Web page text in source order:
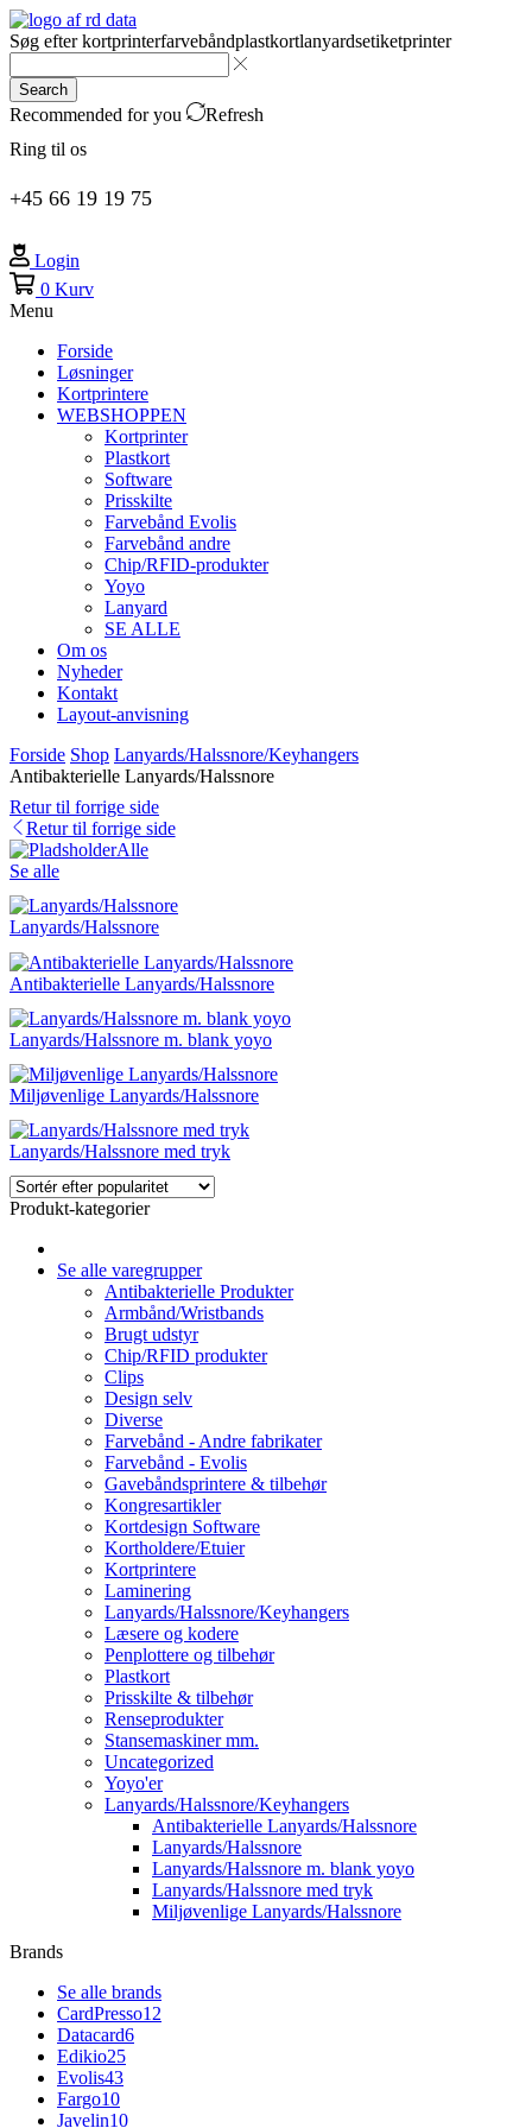
Søg efterkortprinterfarvebåndplastkortlanyardsetiketprinter
Search
Recommended for you
Refresh
Ring til os
+45 66 19 19 75
Login
0 Kurv
Menu
Forside
Løsninger
Kortprintere
WEBSHOPPEN
Kortprinter
Plastkort
Software
Prisskilte
Farvebånd Evolis
Farvebånd andre
Chip/RFID-produkter
Yoyo
Lanyard
SE ALLE
Om os
Nyheder
Kontakt
Layout-anvisning
Forside Shop Lanyards/Halssnore/Keyhangers
Antibakterielle Lanyards/Halssnore
Retur til forrige side
Retur til forrige side
Alle
Se alle
Lanyards/Halssnore
Antibakterielle Lanyards/Halssnore
Lanyards/Halssnore m. blank yoyo
Miljøvenlige Lanyards/Halssnore
Lanyards/Halssnore med tryk
Produkt-kategorier
Se alle varegrupper
Antibakterielle Produkter
Armbånd/Wristbands
Brugt udstyr
Chip/RFID produkter
Clips
Design selv
Diverse
Farvebånd - Andre fabrikater
Farvebånd - Evolis
Gavebåndsprintere & tilbehør
Kongresartikler
Kortdesign Software
Kortholdere/Etuier
Kortprintere
Laminering
Lanyards/Halssnore/Keyhangers
Læsere og kodere
Penplottere og tilbehør
Plastkort
Prisskilte & tilbehør
Renseprodukter
Stansemaskiner mm.
Uncategorized
Yoyo'er
Lanyards/Halssnore/Keyhangers
Antibakterielle Lanyards/Halssnore
Lanyards/Halssnore
Lanyards/Halssnore m. blank yoyo
Lanyards/Halssnore med tryk
Miljøvenlige Lanyards/Halssnore
Brands
Se alle brands
CardPresso12
Datacard6
Edikio25
Evolis43
Fargo10
Javelin10